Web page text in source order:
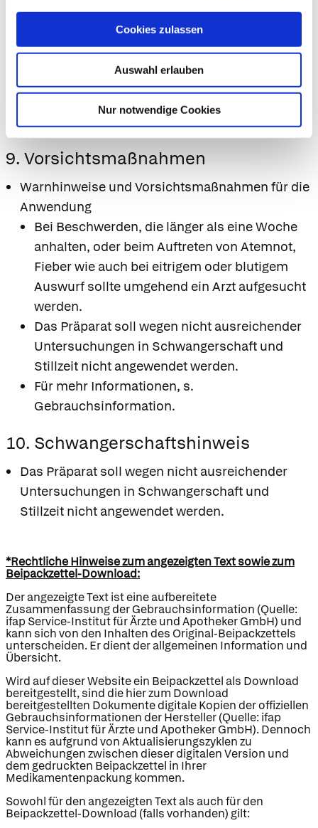
Cookies zulassen
Auswahl erlauben
Nur notwendige Cookies
Primel, Thymian oder anderen Lamiaceen
einem der sonstigen Bestandteile des
Arzneimittels.
Das Präparat darf bei Kindern unter 1 Jahr
nicht angewendet werden.
9. Vorsichtsmaßnahmen
Warnhinweise und Vorsichtsmaßnahmen für die
Anwendung
Bei Beschwerden, die länger als eine Woche
anhalten, oder beim Auftreten von Atemnot,
Fieber wie auch bei eitrigem oder blutigem
Auswurf sollte umgehend ein Arzt aufgesucht
werden.
Das Präparat soll wegen nicht ausreichender
Untersuchungen in Schwangerschaft und
Stillzeit nicht angewendet werden.
Für mehr Informationen, s.
Gebrauchsinformation.
10. Schwangerschaftshinweis
Das Präparat soll wegen nicht ausreichender
Untersuchungen in Schwangerschaft und
Stillzeit nicht angewendet werden.
*Rechtliche Hinweise zum angezeigten Text sowie zum
Beipackzettel-Download:
Der angezeigte Text ist eine aufbereitete
Zusammenfassung der Gebrauchsinformation (Quelle:
ifap Service-Institut für Ärzte und Apotheker GmbH) und
kann sich von den Inhalten des Original-Beipackzettels
unterscheiden. Er dient der allgemeinen Information und
Übersicht.
Wird auf dieser Website ein Beipackzettel als Download
bereitgestellt, sind die hier zum Download
bereitgestellten Dokumente digitale Kopien der offiziellen
Gebrauchsinformationen der Hersteller (Quelle: ifap
Service-Institut für Ärzte und Apotheker GmbH). Dennoch
kann es aufgrund von Aktualisierungszyklen zu
Abweichungen zwischen dieser digitalen Version und
dem gedruckten Beipackzettel in Ihrer
Medikamentenpackung kommen.
Sowohl für den angezeigten Text als auch für den
Beipackzettel-Download (falls vorhanden) gilt: